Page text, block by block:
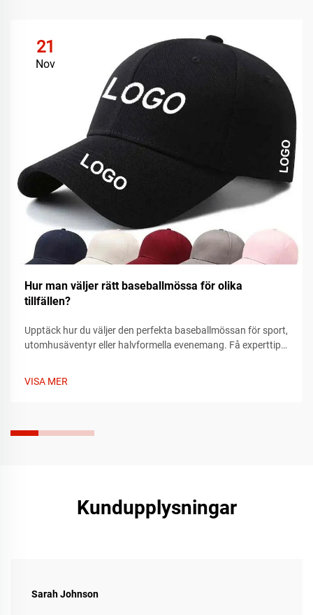
21
Nov
Hur man väljer rätt baseballmössa för olika
tillfällen?
Upptäck hur du väljer den perfekta baseballmössan för sport,
utomhusäventyr eller halvformella evenemang. Få experttips
VISA MER
Kundupplysningar
Sarah Johnson